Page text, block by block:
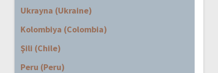
Ukrayna (Ukraine)
Kolombiya (Colombia)
Şili (Chile)
Peru (Peru)